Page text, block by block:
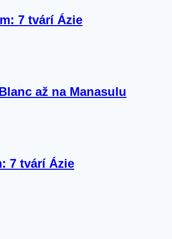
7 tvárí Ázie
až na Manasulu
7 tvárí Ázie